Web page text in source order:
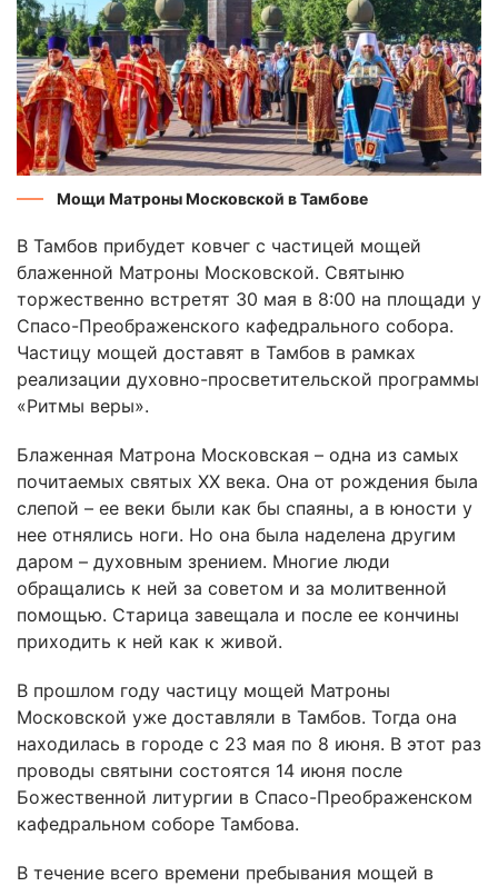
Мощи Матроны Московской в Тамбове
В Тамбов прибудет ковчег с частицей мощей
блаженной Матроны Московской. Святыню
торжественно встретят 30 мая в 8:00 на площади у
Спасо-Преображенского кафедрального собора.
Частицу мощей доставят в Тамбов в рамках
реализации духовно-просветительской программы
«Ритмы веры».
Блаженная Матрона Московская – одна из самых
почитаемых святых ХХ века. Она от рождения была
слепой – ее веки были как бы спаяны, а в юности у
нее отнялись ноги. Но она была наделена другим
даром – духовным зрением. Многие люди
обращались к ней за советом и за молитвенной
помощью. Старица завещала и после ее кончины
приходить к ней как к живой.
В прошлом году частицу мощей Матроны
Московской уже доставляли в Тамбов. Тогда она
находилась в городе с 23 мая по 8 июня. В этот раз
проводы святыни состоятся 14 июня после
Божественной литургии в Спасо-Преображенском
кафедральном соборе Тамбова.
В течение всего времени пребывания мощей в